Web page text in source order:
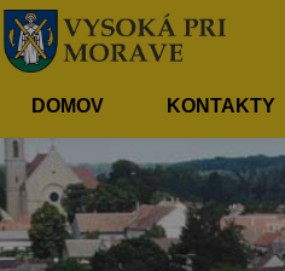
DOMOV KONTAKTY